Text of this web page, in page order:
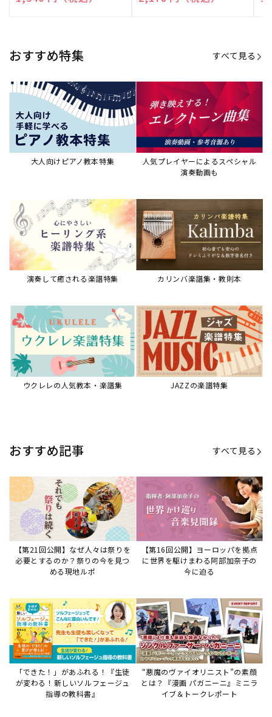
おすすめ特集 すべて見る
大人向けピアノ教本特集
人気プレイヤーによるスペシャル
演奏動画も
演奏して癒される楽譜特集 カリンバ楽譜集・教則本
ウクレレの人気教本・楽譜集 JAZZの楽譜特集
おすすめ記事 すべて見る
【第21回公開】なぜ人々は祭りを
必要とするのか？祭りの今を見つ
める現地ルポ
【第16回公開】ヨーロッパを拠点
に世界を駆けまわる阿部加奈子の
今に迫る
「できた！」があふれる！『生徒
が変わる！新しいソルフェージュ
指導の教科書』
“悪魔のヴァイオリニスト”の素顔
とは？『漫画 パガニーニ』ミニラ
イブ＆トークレポート